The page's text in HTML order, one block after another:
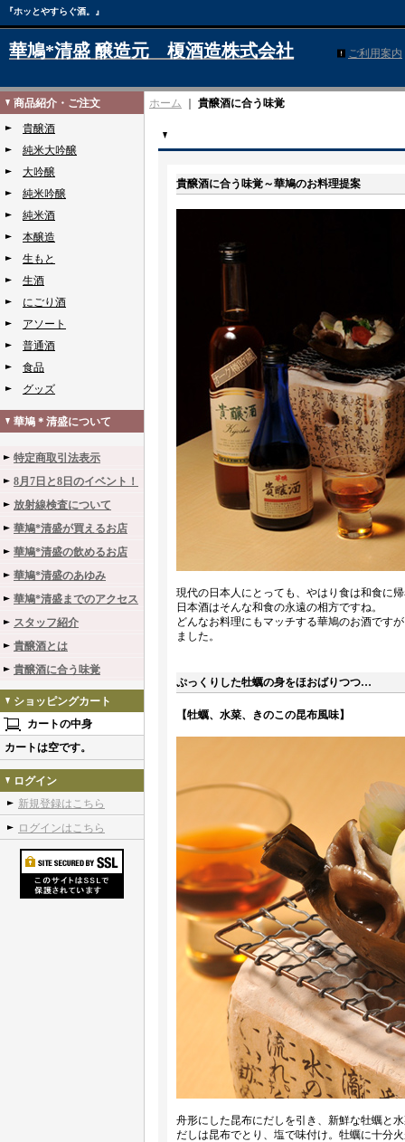
『ホッとやすらぐ酒。』
華鳩*清盛 醸造元 榎酒造株式会社 ご利用案内
商品紹介・ご注文
貴醸酒
純米大吟醸
大吟醸
純米吟醸
純米酒
本醸造
生もと
生酒
にごり酒
アソート
普通酒
食品
グッズ
華鳩＊清盛について
特定商取引法表示
8月7日と8日のイベント！
放射線検査について
華鳩*清盛が買えるお店
華鳩*清盛の飲めるお店
華鳩*清盛のあゆみ
華鳩*清盛までのアクセス
スタッフ紹介
貴醸酒とは
貴醸酒に合う味覚
ショッピングカート
カートの中身
カートは空です。
ログイン
新規登録はこちら
ログインはこちら
ホーム 貴醸酒に合う味覚
貴醸酒に合う味覚～華鳩のお料理提案
現代の日本人にとっても、やはり食は和食に
日本酒はそんな和食の永遠の相方ですね。
どんなお料理にもマッチする華鳩のお酒です
ました。
ぷっくりした牡蠣の身をほおばりつつ…
【牡蠣、水菜、きのこの昆布風味】
舟形にした昆布にだしを引き、新鮮な牡蠣と
だしは昆布でとり、塩で味付け。牡蠣に十分